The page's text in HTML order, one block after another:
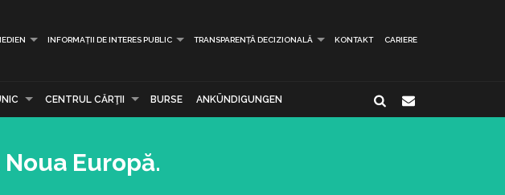
INFORMAȚII DE INTERES PUBLIC TRANSPARENȚĂ DECIZIONALĂ KONTAKT CARIERE
CENTRUL CĂRŢII BURSE ANKÜNDIGUNGEN
Europă.